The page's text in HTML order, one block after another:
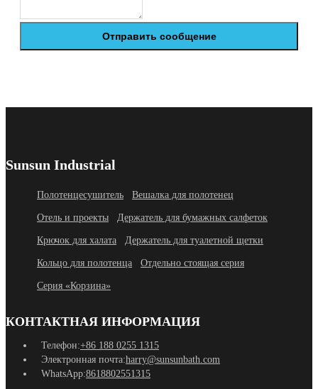
Отправить сообщение
Sunsun Industrial
Полотенцесушитель Вешалка для полотенец
Отель и проекты Держатель для бумажных салфеток
Крючок для халата Держатель для туалетной щетки
Кольцо для полотенца Отдельно стоящая серия
Серия «Корзина»
КОНТАКТНАЯ ИНФОРМАЦИЯ
Телефон:+86 188 0255 1315
Электронная почта:harry@sunsunbath.com
WhatsApp:8618802551315